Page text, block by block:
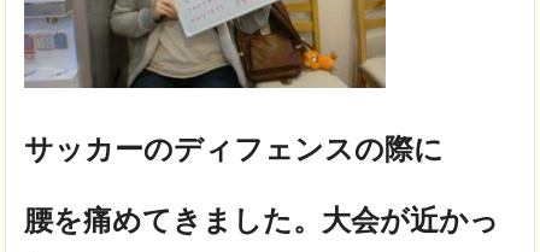
サッカーのディフェンスの際に
腰を痛めてきました。大会が近かっ